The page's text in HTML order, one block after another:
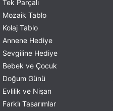
Tek Parçalı
Mozaik Tablo
Kolaj Tablo
Annene Hediye
Sevgiline Hediye
Bebek ve Çocuk
Doğum Günü
Evlilik ve Nişan
Farklı Tasarımlar